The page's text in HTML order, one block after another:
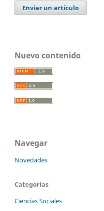
Enviar un artículo
Nuevo contenido
Navegar
Novedades
Categorías
Ciencias Sociales